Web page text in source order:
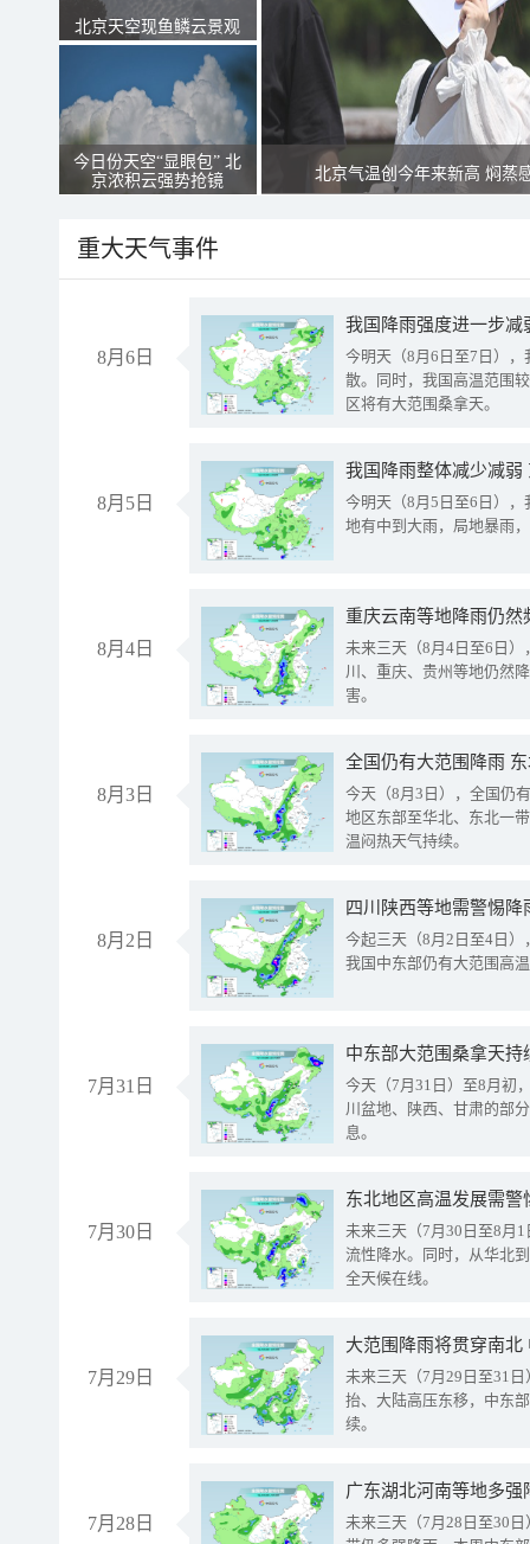
北京天空现鱼鳞云景观
今日份天空“显眼包” 北
京浓积云强势抢镜
北京气温创今年来新高 焖蒸
重大天气事件
8月6日
今明天（8月6日至7日）
散。同时，我国高温范围
区将有大范围桑拿天。
8月5日
我国降雨整体减少减弱
今明天（8月5日至6日）
地有中到大雨，局地暴雨
8月4日
重庆云南等地降雨仍然
未来三天（8月4日至6日
川、重庆、贵州等地仍然
害。
8月3日
全国仍有大范围降雨
今天（8月3日），全国仍
地区东部至华北、东北一
温闷热天气持续。
8月2日
今起三天（8月2日至4日
我国中东部仍有大范围高
7月31日
中东部大范围桑拿天
今天（7月31日）至8月初
川盆地、陕西、甘肃的部
息。
7月30日
东北地区高温发展需
未来三天（7月30日至8月
流性降水。同时，从华北
全天候在线。
7月29日
大范围降雨将贯穿南
未来三天（7月29日至31
抬、大陆高压东移，中东
续。
7月28日
广东湖北河南等地多
未来三天（7月28日至30